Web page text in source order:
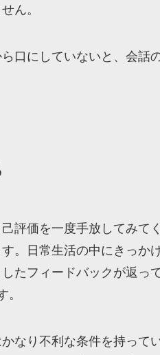
ん。
口にしていないと、会話
評価を一度手放してみて
。日常生活の中にきっか
たフィードバックが返っ
。
なり不利な条件を持って